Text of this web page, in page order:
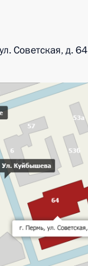
Советская, д. 64